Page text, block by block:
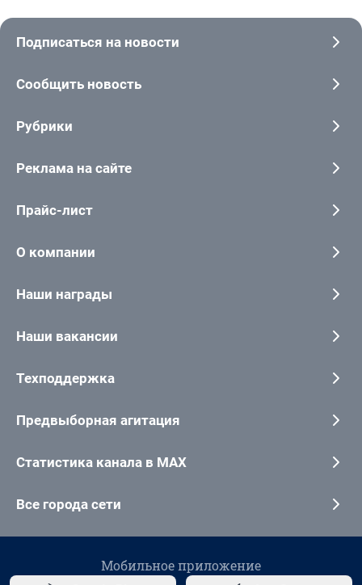
Подписаться на новости
Сообщить новость
Рубрики
Реклама на сайте
Прайс-лист
О компании
Наши награды
Наши вакансии
Техподдержка
Предвыборная агитация
Статистика канала в MAX
Все города сети
Мобильное приложение